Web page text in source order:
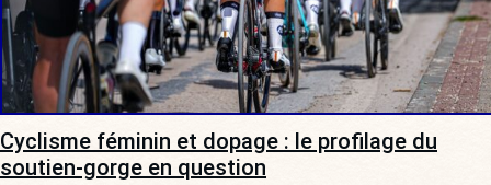
Cyclisme féminin et dopage : le profilage du
soutien-gorge en question